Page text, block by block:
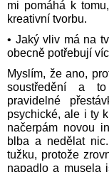
mi pomáhá k
kreativní tvorbu.
• Jaký vliv má na
obecně potřebují
Myslím, že ano,
soustředění a
pravidelné
psychické, ale i ty
načerpám novou
blba a nedělat
tužku, protože
napadlo a musela